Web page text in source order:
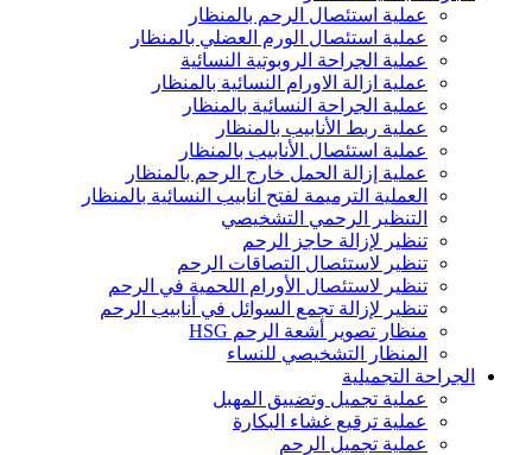
عملية استئصال الرحم بالمنظار
عملية استئصال الورم العضلي بالمنظار
عملية الجراحة الروبوتية النسائية
عملية ازالة الاورام النسائية بالمنظار
عملية الجراحة النسائية بالمنظار
عملية ربط الأنابيب بالمنظار
عملية استئصال الأنابيب بالمنظار
عملية إزالة الحمل خارج الرحم بالمنظار
العملية الترميمة لفتح انابيب النسائية بالمنظار
التنظير الرحمي التشخيصي
تنظير لإزالة حاجز الرحم
تنظير لاستئصال التصاقات الرحم
تنظير لاستئصال الأورام اللحمية في الرحم
تنظير لإزالة تجمع السوائل في أنابيب الرحم
منظار تصوير أشعة الرحم HSG
المنظار التشخيصي للنساء
الجراحة التجميلية
عملية تجميل وتضييق المهبل
عملية ترقيع غشاء البكارة
عملية تجميل الرحم